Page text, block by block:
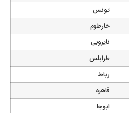
تونس
خارطوم
نایروبی
طرابلس
رباط
قاهره
ابوجا